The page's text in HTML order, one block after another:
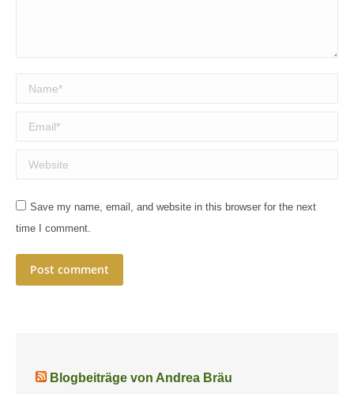
Name *
Email *
Website
Save my name, email, and website in this browser for the next
time I comment.
Post comment
Blogbeiträge von Andrea Bräu